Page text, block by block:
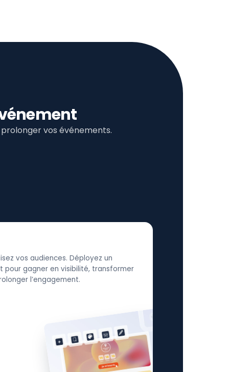
vos événements.
vos audiences. Déployez un
gagner en visibilité, transformer
l’engagement.